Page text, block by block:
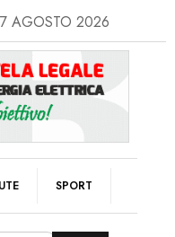
AGOSTO 2026
SPORT